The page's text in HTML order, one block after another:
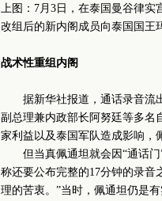
上图：7月3日，在泰国曼谷律
改组后的新内阁成员向泰国国王
战术性重组内阁
据新华社报道，通话录音流出
副总理兼内政部长阿努廷等多名
家利益以及泰国军队造成影响，
但当真佩通坦就会因“通话门”
称还要公布完整的17分钟的录音
理的苦衷。”当时，佩通坦仍是